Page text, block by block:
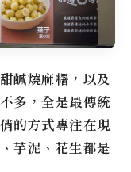
鹹燒麻糬，以及
多，全是最傳統
的方式專注在現
芋泥、花生都是